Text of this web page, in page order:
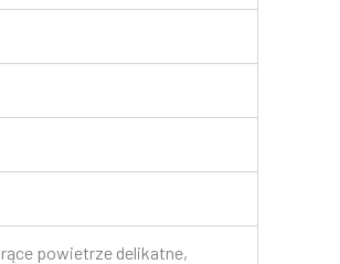
powietrze delikatne,